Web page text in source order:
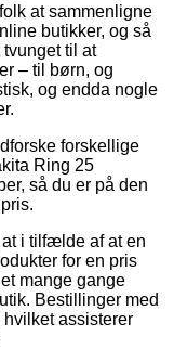
at sammenligne
butikker, og så
til at
– til børn, og
og endda nogle
forskellige
Ring 25
så du er på den
i tilfælde af at en
for en pris
mange gange
Bestillinger med
assisterer